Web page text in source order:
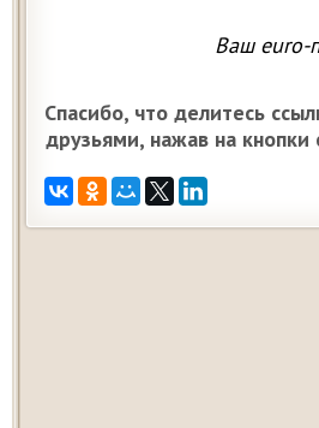
Ваш euro-
Спасибо, что делитесь
друзьями, нажав на кнопки